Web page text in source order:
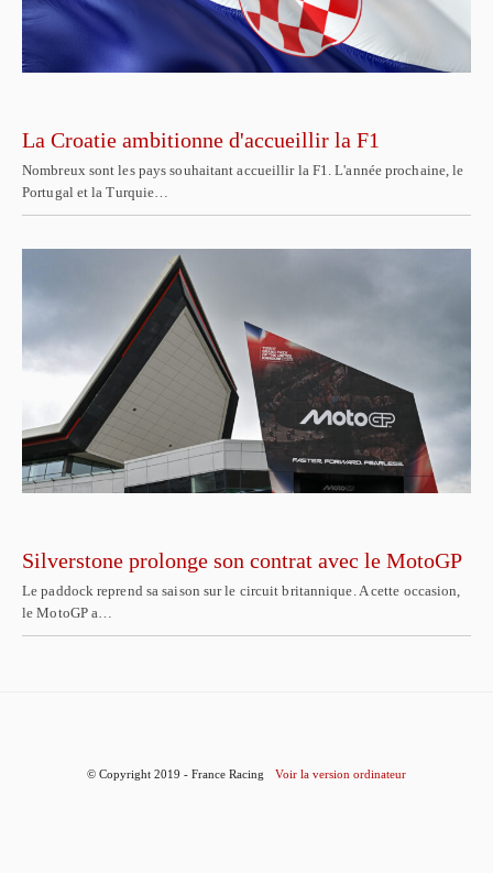
La Croatie ambitionne d'accueillir la F1
Nombreux sont les pays souhaitant accueillir la F1. L'année prochaine, le
Portugal et la Turquie…
Silverstone prolonge son contrat avec le MotoGP
Le paddock reprend sa saison sur le circuit britannique. A cette occasion,
le MotoGP a…
© Copyright 2019 - France Racing Voir la version ordinateur